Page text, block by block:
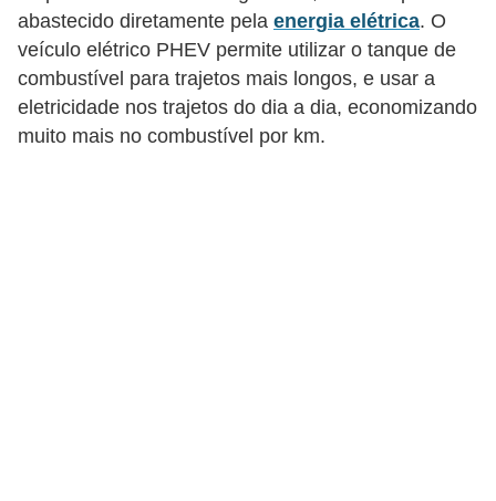
abastecido diretamente pela energia elétrica. O
veículo elétrico PHEV permite utilizar o tanque de
combustível para trajetos mais longos, e usar a
eletricidade nos trajetos do dia a dia, economizando
muito mais no combustível por km.
n
t
a
s